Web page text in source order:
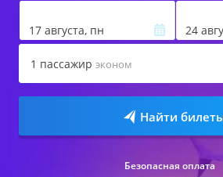
17 августа, пн 24
1 пассажир эконом
Найти
Безопасная оплата